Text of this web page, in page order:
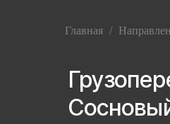
Главная /